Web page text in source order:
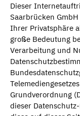
Dieser
Saarbrücken
Ihrer Privatsphäre
große Bedeutung
Verarbeitung und
Grundverordnung
dieser